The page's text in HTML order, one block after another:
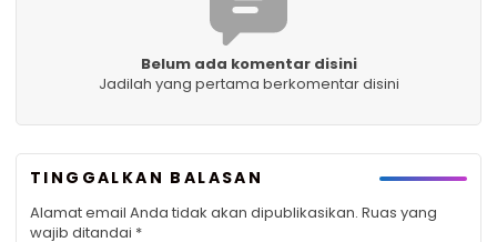
Belum ada komentar disini
Jadilah yang pertama berkomentar disini
TINGGALKAN BALASAN
Alamat email Anda tidak akan dipublikasikan. Ruas yang
wajib ditandai *